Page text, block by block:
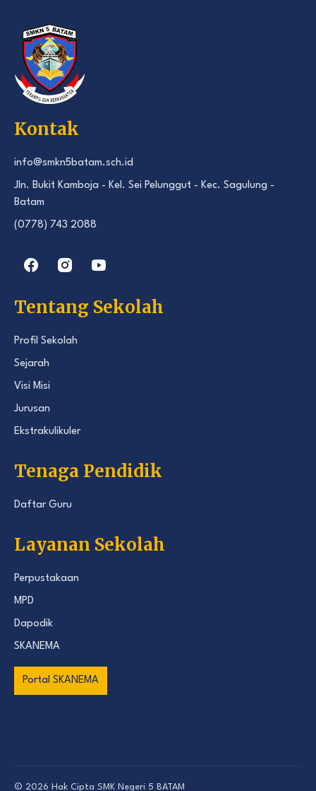
Kontak
info@smkn5batam.sch.id
Jln. Bukit Kamboja - Kel. Sei Pelunggut - Kec. Sagulung -
Batam
(0778) 743 2088
Tentang Sekolah
Profil Sekolah
Sejarah
Visi Misi
Jurusan
Ekstrakulikuler
Tenaga Pendidik
Daftar Guru
Layanan Sekolah
Perpustakaan
MPD
Dapodik
SKANEMA
Portal SKANEMA
© 2026 Hak Cipta SMK Negeri 5 BATAM